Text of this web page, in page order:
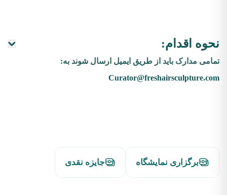
نحوه اقدام:
تمامی مدارک باید از طریق ایمیل ارسال شوند به:
Curator@freshairsculpture.com
برگزاری نمایشگاه جایزه نقدی